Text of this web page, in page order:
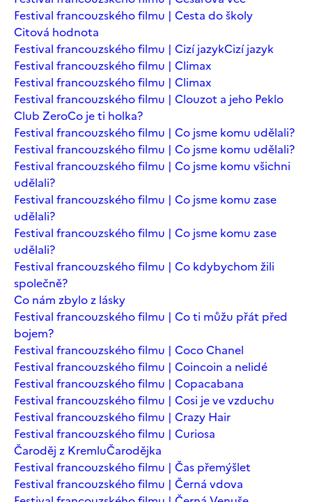
Festival francouzského filmu | Cesta do školy
Citová hodnota
Festival francouzského filmu | Cizí jazykCizí jazyk
Festival francouzského filmu | Climax
Festival francouzského filmu | Climax
Festival francouzského filmu | Clouzot a jeho Peklo
Club ZeroCo je ti holka?
Festival francouzského filmu | Co jsme komu udělali?
Festival francouzského filmu | Co jsme komu udělali?
Festival francouzského filmu | Co jsme komu všichni
udělali?
Festival francouzského filmu | Co jsme komu zase
udělali?
Festival francouzského filmu | Co jsme komu zase
udělali?
Festival francouzského filmu | Co kdybychom žili
společně?
Co nám zbylo z lásky
Festival francouzského filmu | Co ti můžu přát před
bojem?
Festival francouzského filmu | Coco Chanel
Festival francouzského filmu | Coincoin a nelidé
Festival francouzského filmu | Copacabana
Festival francouzského filmu | Cosi je ve vzduchu
Festival francouzského filmu | Crazy Hair
Festival francouzského filmu | Curiosa
Čaroděj z KremluČarodějka
Festival francouzského filmu | Čas přemýšlet
Festival francouzského filmu | Černá vdova